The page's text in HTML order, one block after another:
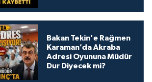
Bakan Tekin'e Rağmen
Karaman’da Akraba
Adresi Oyununa Müdür
Dur Diyecek mi?